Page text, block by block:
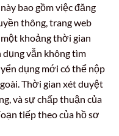
bao gồm việc đăng
thông, trang web
khoảng thời gian
vẫn không tìm
dụng mới có thể nộp
Thời gian xét duyệt
và sự chấp thuận của
tiếp theo của hồ sơ